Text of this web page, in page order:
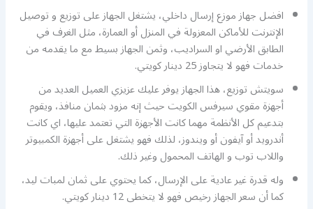
افضل جهاز موزع إرسال داخلي، يشتغل الجهاز على توزيع و توصيل
الإنترنت للأماكن المعزولة في المنزل أو العمارة، مثل الغرف في
الطابق الأرضي او السراديب، وثمن الجهاز بسيط مع ما يقدمه من
خدمات فهو لا يتجاوز 25 دينار كويتي.
سويتش توزيع، هذا الجهاز يوفر عليك عزيزي العميل العديد من
أجهزة مقوي سيرفس الكويت حيث إنه مزود بثمان منافذ، ويقوم
بتدعيم كل الأنظمة مهما كانت الأجهزة التي تعتمد عليها، اي كانت
أندرويد أو آيفون أو ويندوز، لذلك فهو يشتغل على أجهزة الكمبيوتر
واللاب توب و الهاتف المحمول وغير ذلك.
وله قدرة غير عادية على الإرسال، كما يحتوي على ثمان لمبات ليد،
كما أن سعر الجهاز رخيص فهو لا يتخطى 12 دينار كويتي.